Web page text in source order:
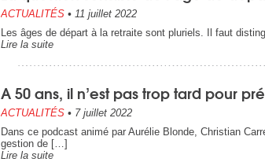
ACTUALITÉS • 11 juillet 2022
Les âges de départ à la retraite sont pluriels. Il faut
Lire la suite
A 50 ans, il n’est pas trop tard pour
ACTUALITÉS • 7 juillet 2022
Dans ce podcast animé par Aurélie Blonde, Christian
gestion de […]
Lire la suite